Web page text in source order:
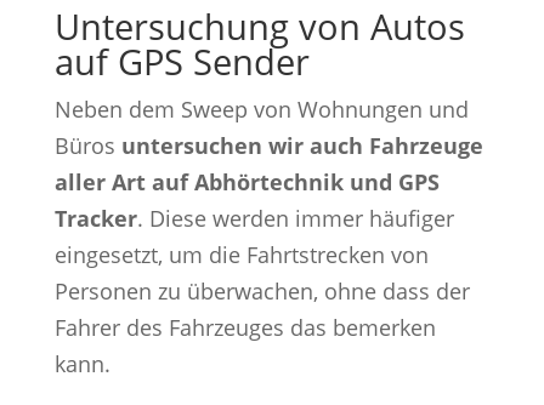
Untersuchung von Autos
auf GPS Sender
Neben dem Sweep von Wohnungen und
Büros untersuchen wir auch Fahrzeuge
aller Art auf Abhörtechnik und GPS
Tracker. Diese werden immer häufiger
eingesetzt, um die Fahrtstrecken von
Personen zu überwachen, ohne dass der
Fahrer des Fahrzeuges das bemerken
kann.